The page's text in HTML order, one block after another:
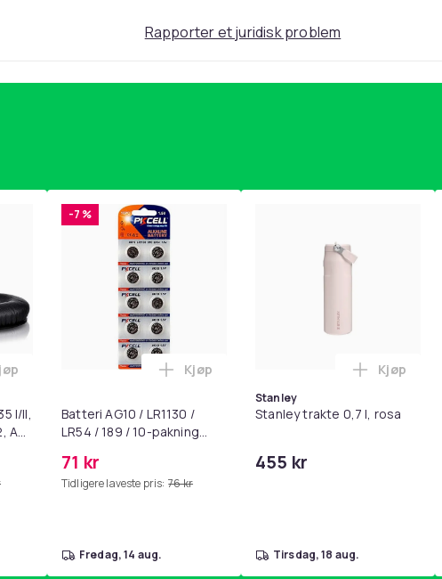
Rapporter et juridisk problem
motstandsbånd - mage- og kjernetrening, yoga og
I/II,
AE
Øreputer for Bose QC35 I/II, QC25, QC15, QC 2 AE 2, AE 2i, AE 2w,
-7 %
Batteri AG10 / LR1130 /
LR54 / 189 / 10-pakning
71 kr
Tidligere laveste pris: 76 kr
Legg Batteri AG10 / LR1130 / LR54 / 189
Kjøp
fredag, 14 aug.
Stanley
Stanley trakte 0,7 l, rosa
455 kr
Legg
Kjøp
tirsdag, 18 aug.